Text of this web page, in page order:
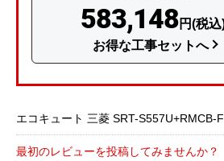
583,148円(税込
お得な工事セットへ
エコキュート 三菱 SRT-S557U+RMCB-
最初のレビューを投稿してみませんか？